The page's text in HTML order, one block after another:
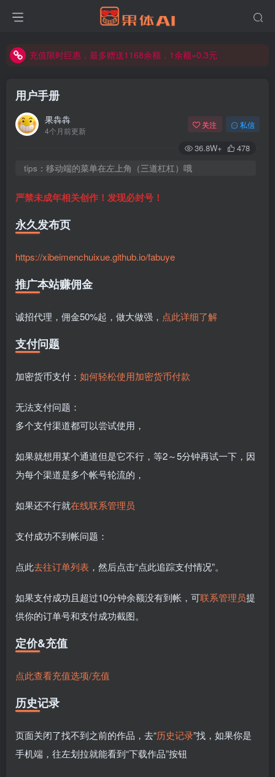
充值限时巨惠，最多赠送1168余额，1余额=0.3元
充值限时巨惠，最多赠送1168余额，1余额=0.3元
用户手册
果犇犇
4个月前更新
关注 私信
36.8W+
478
tips：移动端的菜单在左上角（三道杠杠）哦
严禁未成年相关创作！发现必封号！
永久发布页
https://xibeimenchuixue.github.io/fabuye
推广本站赚佣金
诚招代理，佣金50%起，做大做强， 点此详细了解
支付问题
加密货币支付： 如何轻松使用加密货币付款
无法支付问题：
多个支付渠道都可以尝试使用，
如果就想用某个通道但是它不行，等2～5分钟再试一下，因
为每个渠道是多个帐号轮流的，
如果还不行就在线联系管理员
支付成功不到帐问题：
点此去往订单列表 ，然后点击“点此追踪支付情况”。
如果支付成功且超过10分钟余额没有到帐，可联系管理员提
供你的订单号和支付成功截图。
定价&充值
点此查看充值选项/充值
历史记录
页面关闭了找不到之前的作品，去“历史记录”找，如果你是
手机端，往左划拉就能看到“下载作品”按钮